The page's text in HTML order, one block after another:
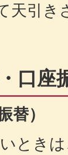
天引き
口座
替）
とき